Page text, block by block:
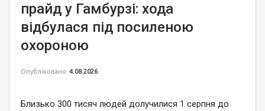
прайд у Гамбурзі: хода
відбулася під посиленою
охороною
Опубліковано 4.08.2026
Близько 300 тисяч людей долучилися 1 серпня до